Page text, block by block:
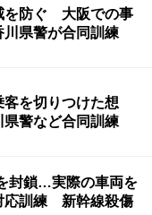
を防ぐ 大阪での事
県警が合同訓練
を切りつけた想
警など合同訓練
封鎖…実際の車両を
応訓練 新幹線殺傷